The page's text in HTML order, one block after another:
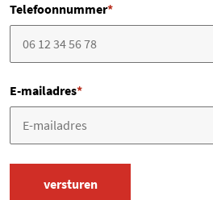
Telefoonnummer*
E-mailadres*